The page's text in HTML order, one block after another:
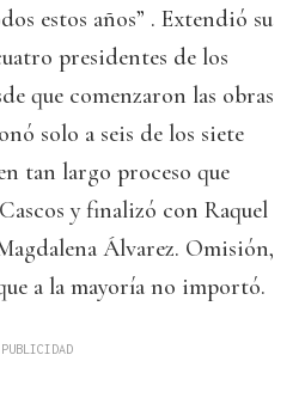
estos años” . Extendió su
presidentes de los
que comenzaron las obras
solo a seis de los siete
tan largo proceso que
y finalizó con Raquel
Álvarez. Omisión,
a la mayoría no importó.